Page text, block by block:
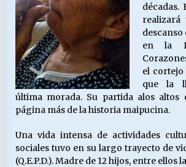
¿Qué habrían dicho?
23/06/2026
VOLVER A SER ALTERNATIVA
16/06/2026
MUNICIPALIDADES,
28/05/2026
décadas.
descanso
en la
el cortejo
que la
última morada. Su partida alos altos
página más de la historia maipucina.
Una vida intensa de actividades
sociales tuvo en su largo trayecto de
(Q.E.P.D.). Madre de 12 hijos, entre ellos